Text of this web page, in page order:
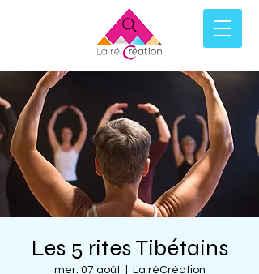
Les 5 rites Tibétains
mer. 07 août
  |
La réCréation